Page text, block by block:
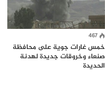
467
خمس غارات جوية على محافظة
صنعاء وخروقات جديدة لهدنة
الحديدة